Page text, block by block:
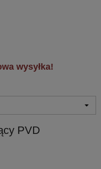
wysyłka!
PVD